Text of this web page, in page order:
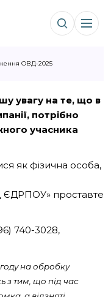
ОВД-2025
увагу на те, що в
потрібно
учасника
як фізична особа,
ЄДРПОУ» проставте
740-3028,
на обробку
з тим, що під час